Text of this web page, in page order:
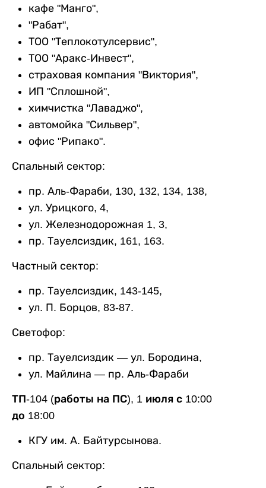
кафе "Манго",
"Рабат",
ТОО "Теплокотулсервис",
ТОО "Аракс-Инвест",
страховая компания "Виктория",
ИП "Сплошной",
химчистка "Лаваджо",
автомойка "Сильвер",
офис "Рипако".
Спальный сектор:
пр. Аль-Фараби, 130, 132, 134, 138,
ул. Урицкого, 4,
ул. Железнодорожная 1, 3,
пр. Тауелсиздик, 161, 163.
Частный сектор:
пр. Тауелсиздик, 143-145,
ул. П. Борцов, 83-87.
Светофор:
пр. Тауелсиздик — ул. Бородина,
ул. Майлина — пр. Аль-Фараби
ТП-104 (работы на ПС), 1 июля с 10:00
до 18:00
КГУ им. А. Байтурсынова.
Спальный сектор: